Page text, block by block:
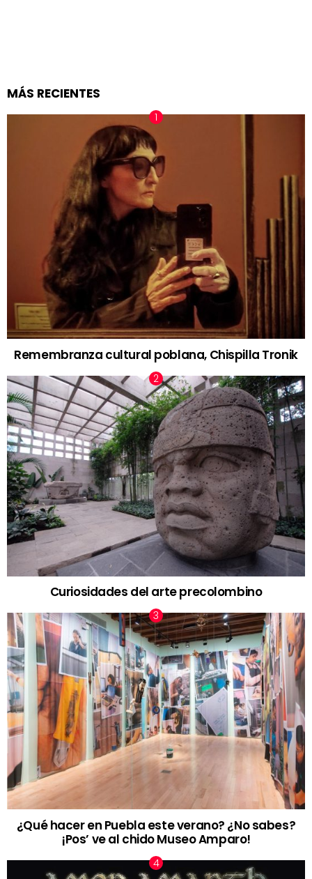
MÁS RECIENTES
Remembranza cultural poblana, Chispilla Tronik
Curiosidades del arte precolombino
¿Qué hacer en Puebla este verano? ¿No sabes?
¡Pos’ ve al chido Museo Amparo!